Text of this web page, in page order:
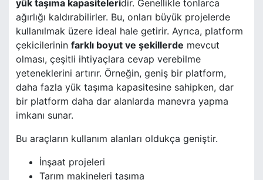
yük taşıma kapasiteleridir. Genellikle tonlarca
ağırlığı kaldırabilirler. Bu, onları büyük projelerde
kullanılmak üzere ideal hale getirir. Ayrıca, platform
çekicilerinin farklı boyut ve şekillerde mevcut
olması, çeşitli ihtiyaçlara cevap verebilme
yeteneklerini artırır. Örneğin, geniş bir platform,
daha fazla yük taşıma kapasitesine sahipken, dar
bir platform daha dar alanlarda manevra yapma
imkanı sunar.
Bu araçların kullanım alanları oldukça geniştir.
İnşaat projeleri
Tarım makineleri taşıma